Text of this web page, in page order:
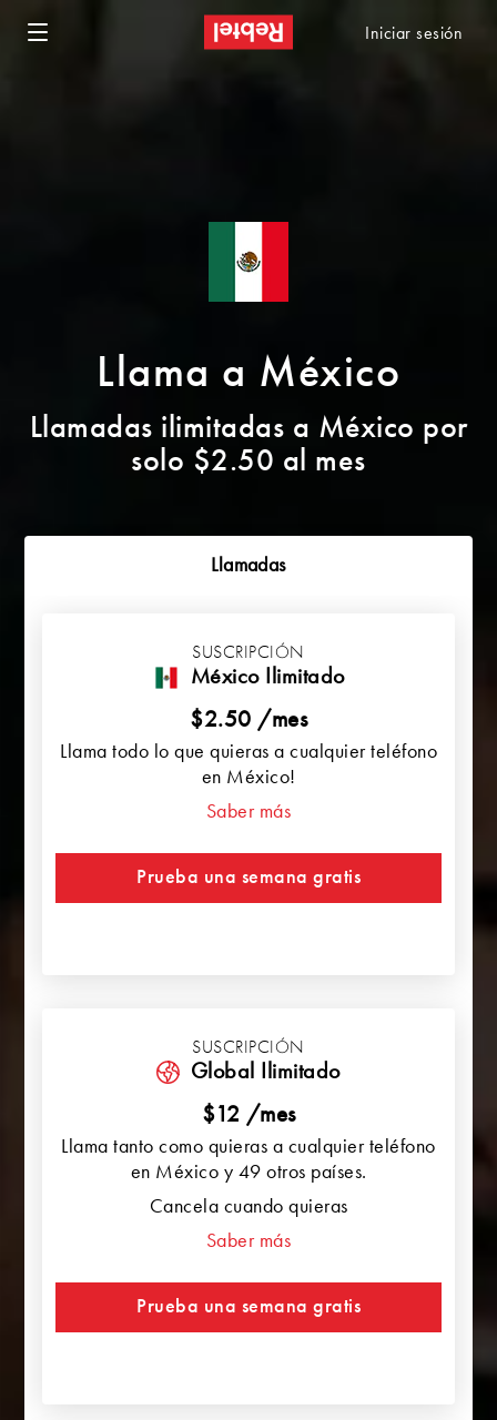
Iniciar sesión
Llama a México
Llamadas ilimitadas a México por
solo $2.50 al mes
Llamadas
SUSCRIPCIÓN
México Ilimitado
$2.50 /mes
Llama todo lo que quieras a cualquier teléfono
en México!
Saber más
Prueba una semana gratis
SUSCRIPCIÓN
Global Ilimitado
$12 /mes
Llama tanto como quieras a cualquier teléfono
en México y 49 otros países.
Cancela cuando quieras
Saber más
Prueba una semana gratis